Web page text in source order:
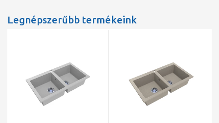
Legnépszerűbb termékeink